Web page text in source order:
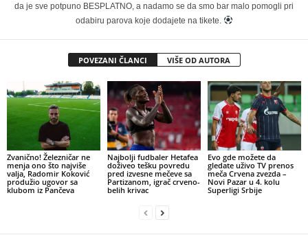
da je sve potpuno BESPLATNO, a nadamo se da smo bar malo pomogli pri
odabiru parova koje dodajete na tikete.
POVEZANI ČLANCI VIŠE OD AUTORA
Zvanično! Železničar ne
menja ono što najviše
valja, Radomir Koković
produžio ugovor sa
klubom iz Pančeva
Najbolji fudbaler Hetafea
doživeo tešku povredu
pred izvesne mečeve sa
Partizanom, igrač crveno-
belih krivac
Evo gde možete da
gledate uživo TV prenos
meča Crvena zvezda –
Novi Pazar u 4. kolu
Superligi Srbije